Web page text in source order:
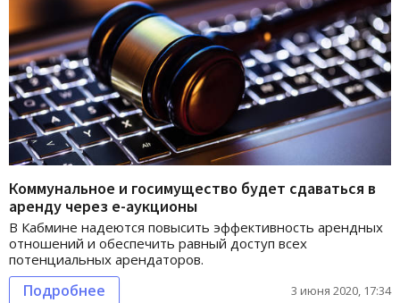
Коммунальное и госимущество будет сдаваться в
аренду через е-аукционы
В Кабмине надеются повысить эффективность арендных
отношений и обеспечить равный доступ всех
потенциальных арендаторов.
Подробнее 3 июня 2020, 17:34